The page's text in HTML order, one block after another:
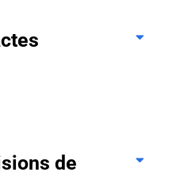
de